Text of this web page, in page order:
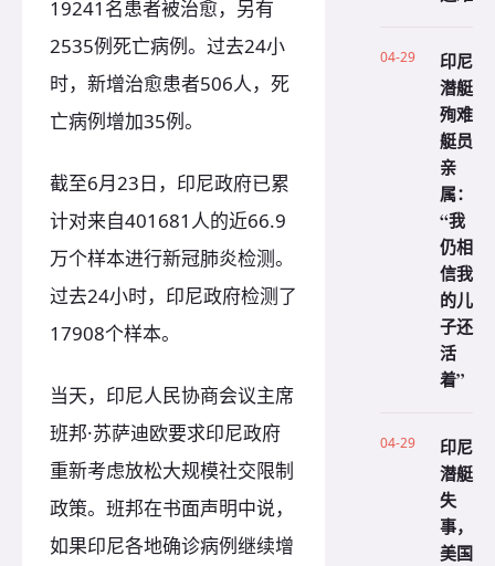
19241名患者被治愈，另有
2535例死亡病例。过去24小
时，新增治愈患者506人，死
亡病例增加35例。
截至6月23日，印尼政府已累
计对来自401681人的近66.9
万个样本进行新冠肺炎检测。
过去24小时，印尼政府检测了
17908个样本。
当天，印尼人民协商会议主席
班邦·苏萨迪欧要求印尼政府
重新考虑放松大规模社交限制
政策。班邦在书面声明中说，
如果印尼各地确诊病例继续增
04-29
印尼
潜艇
殉难
艇员
亲
属：
“我
仍相
信我
的儿
子还
活
着”
04-29
印尼
潜艇
失
事，
美国